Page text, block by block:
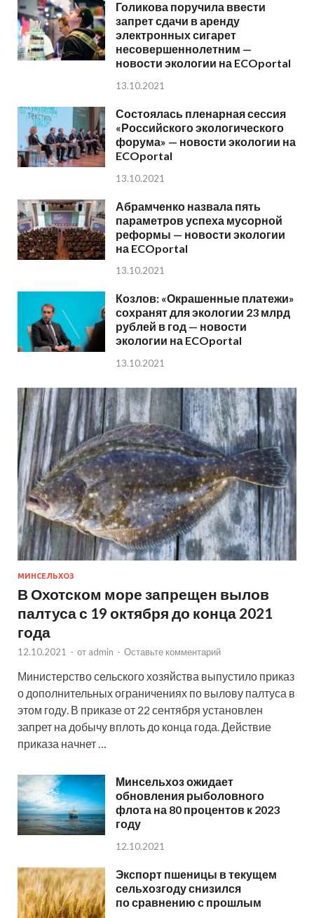
Голикова поручила ввести
запрет сдачи в аренду
электронных сигарет
несовершеннолетним —
новости экологии на ECOportal
13.10.2021
Состоялась пленарная сессия
«Российского экологического
форума» — новости экологии на
ECOportal
13.10.2021
Абрамченко назвала пять
параметров успеха мусорной
реформы — новости экологии
на ECOportal
13.10.2021
Козлов: «Окрашенные платежи»
сохранят для экологии 23 млрд
рублей в год — новости
экологии на ECOportal
13.10.2021
МИНСЕЛЬХОЗ
В Охотском море запрещен вылов
палтуса с 19 октября до конца 2021
года
12.10.2021 - от admin - Оставьте комментарий
Министерство сельского хозяйства выпустило приказ
о дополнительных ограничениях по вылову палтуса в
этом году. В приказе от 22 сентября установлен
запрет на добычу вплоть до конца года. Действие
приказа начнет …
Минсельхоз ожидает
обновления рыболовного
флота на 80 процентов к 2023
году
12.10.2021
Экспорт пшеницы в текущем
сельхозгоду снизился
по сравнению с прошлым